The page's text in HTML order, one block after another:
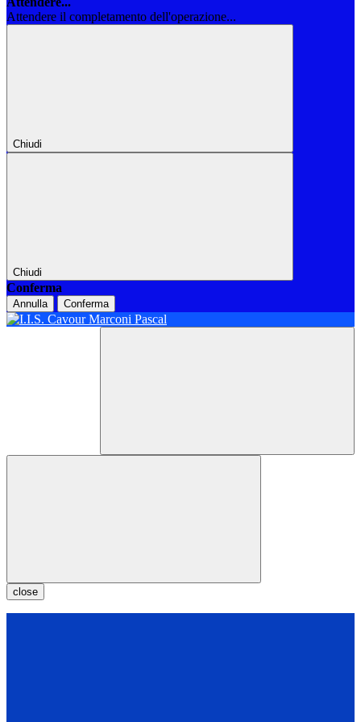
Attendere il completamento dell'operazione...
Chiudi
Chiudi
Conferma
Annulla Conferma
close